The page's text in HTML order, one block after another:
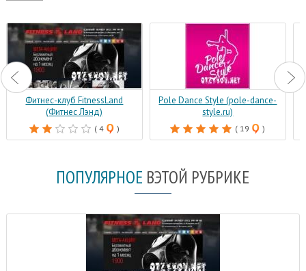
Фитнес-клуб FitnessLand
(Фитнес Лэнд)
( 4 )
Pole Dance Style (pole-dance-
style.ru)
( 19 )
ПОПУЛЯРНОЕ ВЭТОЙ РУБРИКЕ